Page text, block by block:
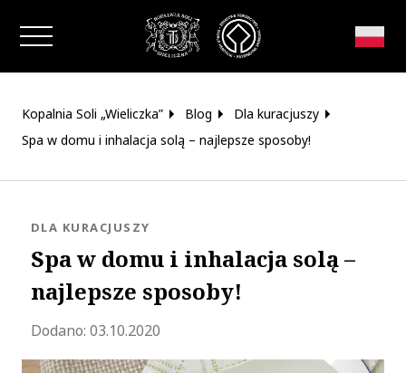
Zamknij okno
Kopalnia Soli „Wieliczka” Blog
Dla kuracjuszy
Spa w domu i inhalacja solą – najlepsze sposoby!
Spa w domu i inhalacja solą –
najlepsze sposoby!
KATEGORIA:
DLA KURACJUSZY
Dodano: 03.10.2020Zaktualizowano 2023-06-01 13:21:43